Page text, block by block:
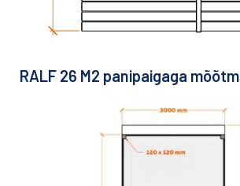
RALF 26 M2 panipaigaga